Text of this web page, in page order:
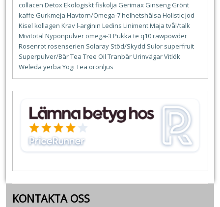
collacen DetoxEkologisktfiskolja Gerimax Ginseng Grönt
kaffe Gurkmeja Havtorn/Omega-7helhetshälsa Holisticjod
Kisel kollagen Kravl-arginin Ledins LinimentMaja tvål/talk
Mivitotal Nyponpulver omega-3 Pukka te q10rawpowder
Rosenrotrosenserien Solaray Stöd/Skydd Sulor superfruit
Superpulver/BärTea Tree Oil TranbärUrinvägarVitlök
Weleda yerba Yogi Tea öronljus
KONTAKTA OSS